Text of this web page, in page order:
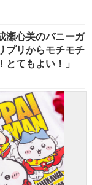
瀬心美のバニーガ
プリからモチモチ
てもよい！」